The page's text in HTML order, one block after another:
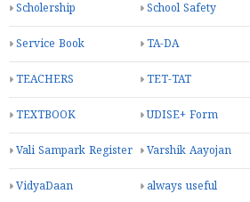
Scholership School Safety
Service Book TA-DA
TEACHERS TET-TAT
TEXTBOOK UDISE+ Form
Vali Sampark Register Varshik Aayojan
VidyaDaan always useful